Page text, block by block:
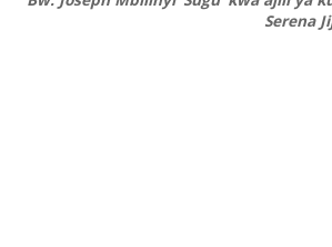
Serena